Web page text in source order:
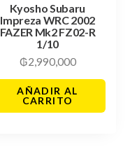
Kyosho Subaru
Impreza WRC 2002
FAZER Mk2 FZ02-R
1/10
₲2,990,000
AÑADIR AL
CARRITO